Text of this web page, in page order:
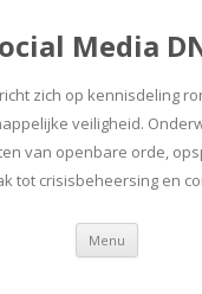
Media
zich op kennisdeling
veiligheid.
van openbare orde,
tot crisisbeheersing en
Menu Spring
inhoud